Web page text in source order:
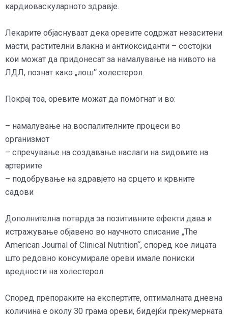
кардиоваскуларното здравје.
Лекарите објаснуваат дека оревите содржат незаситени
масти, растителни влакна и антиоксиданти – состојки
кои можат да придонесат за намалување на нивото на
ЛДЛ, познат како „лош“ холестерол.
Покрај тоа, оревите можат да помогнат и во:
– намалување на воспалителните процеси во
организмот
– спречување на создавање наслаги на ѕидовите на
артериите
– подобрување на здравјето на срцето и крвните
садови
Дополнителна потврда за позитивните ефекти дава и
истражување објавено во научното списание „The
American Journal of Clinical Nutrition“, според кое лицата
што редовно консумирале ореви имале пониски
вредности на холестерол.
Според препораките на експертите, оптималната дневна
количина е околу 30 грама ореви, бидејќи прекумерната